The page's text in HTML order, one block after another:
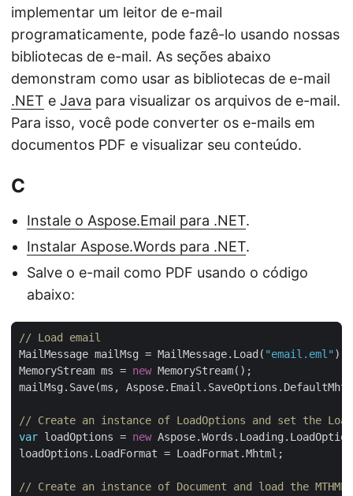
implementar um leitor de e-mail
programaticamente, pode fazê-lo usando nossas
bibliotecas de e-mail. As seções abaixo
demonstram como usar as bibliotecas de e-mail
.NET e Java para visualizar os arquivos de e-mail.
Para isso, você pode converter os e-mails em
documentos PDF e visualizar seu conteúdo.
C
Instale o Aspose.Email para .NET.
Instalar Aspose.Words para .NET.
Salve o e-mail como PDF usando o código
abaixo:
// Load email
MailMessage mailMsg = MailMessage.Load( "email.eml"
MemoryStream ms = new
// Create an instance of LoadOptions and set the
var loadOptions = new
// Create an instance of Document and load the MTHML